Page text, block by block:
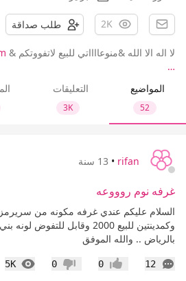
2K طلب صداقة
لا اله الا الله &منوعااااتي للبيع لاتفووتكم &
…
المواضيع
52
التعليقات
3K
rifan
• 13 سنة
غرفه نوم روووعه
السلام عليكم عندي غرفه مكونه من
وكمدينتين للبيع 2000 وقابل
بالرياض .. والله الموفق
12
التعليقات إعجاب0 عدم إعجاب
0
5K